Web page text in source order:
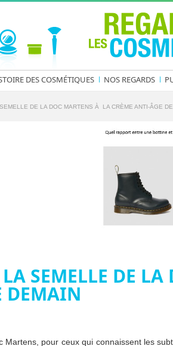
DES COSMÉTIQUES NOS REGARDS
DE LA DOC MARTENS À LA CRÈME ANTI-ÂGE DE
SEMELLE DE
DEMAIN
Martens, pour ceux qui connaissent les